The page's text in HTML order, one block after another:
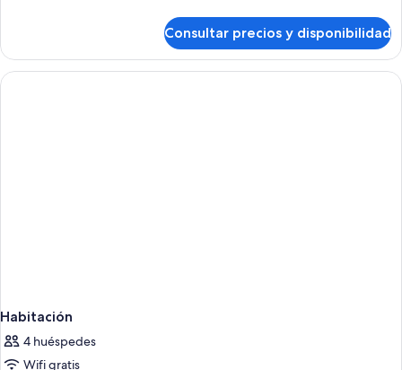
Consultar precios y disponibilidad
Habitación
4 huéspedes
Wifi gratis